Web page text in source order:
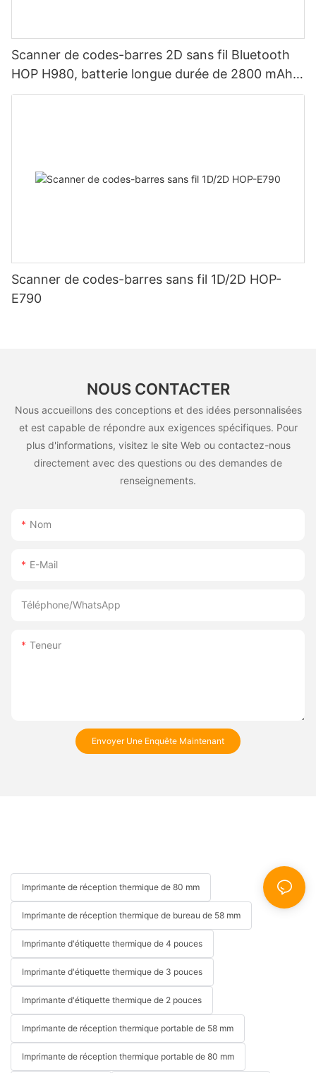
Scanner de codes-barres 2D sans fil Bluetooth
HOP H980, batterie longue durée de 2800 mAh,
idéal pour les entrepôts et la logistique.
Scanner de codes-barres sans fil 1D/2D HOP-
E790
NOUS CONTACTER
Nous accueillons des conceptions et des idées personnalisées
et est capable de répondre aux exigences spécifiques. Pour
plus d'informations, visitez le site Web ou contactez-nous
directement avec des questions ou des demandes de
renseignements.
Nom
E-Mail
Téléphone/WhatsApp
Teneur
Envoyer Une Enquête Maintenant
Imprimante de réception thermique de 80 mm
Imprimante de réception thermique de bureau de 58 mm
Imprimante d'étiquette thermique de 4 pouces
Imprimante d'étiquette thermique de 3 pouces
Imprimante d'étiquette thermique de 2 pouces
Imprimante de réception thermique portable de 58 mm
Imprimante de réception thermique portable de 80 mm